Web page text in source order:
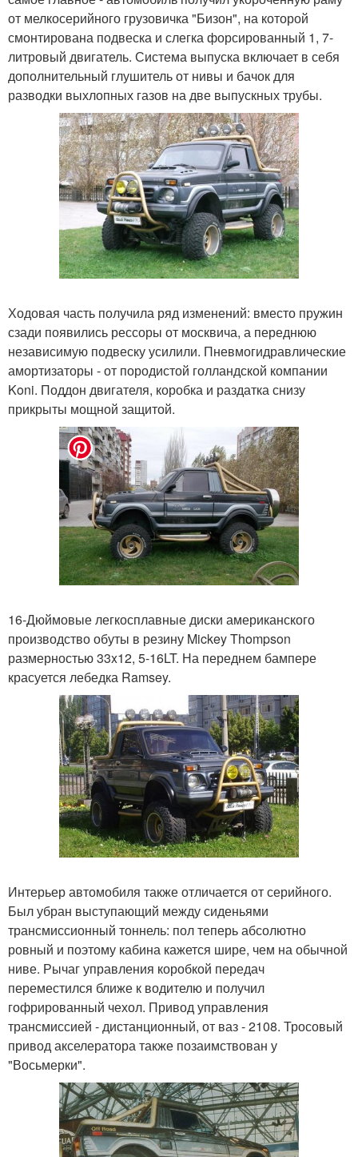
от мелкосерийного грузовичка "Бизон", на которой
смонтирована подвеска и слегка форсированный 1, 7-
литровый двигатель. Система выпуска включает в себя
дополнительный глушитель от нивы и бачок для
разводки выхлопных газов на две выпускных трубы.
Ходовая часть получила ряд изменений: вместо пружин
сзади появились рессоры от москвича, а переднюю
независимую подвеску усилили. Пневмогидравлические
амортизаторы - от породистой голландской компании
Koni. Поддон двигателя, коробка и раздатка снизу
прикрыты мощной защитой.
16-Дюймовые легкосплавные диски американского
производство обуты в резину Mickey Thompson
размерностью 33x12, 5-16LT. На переднем бампере
красуется лебедка Ramsey.
Интерьер автомобиля также отличается от серийного.
Был убран выступающий между сиденьями
трансмиссионный тоннель: пол теперь абсолютно
ровный и поэтому кабина кажется шире, чем на обычной
ниве. Рычаг управления коробкой передач
переместился ближе к водителю и получил
гофрированный чехол. Привод управления
трансмиссией - дистанционный, от ваз - 2108. Тросовый
привод акселератора также позаимствован у
"Восьмерки".